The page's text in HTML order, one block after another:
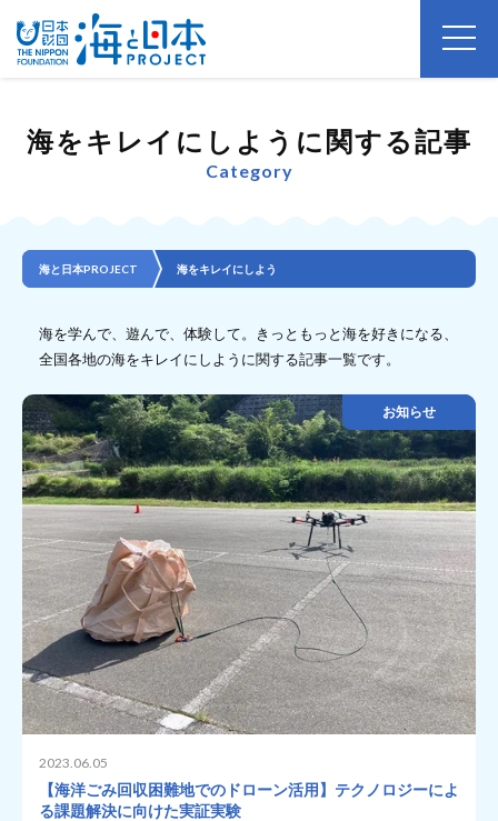
海をキレイにしように関する記事
Category
海と日本PROJECT 海をキレイにしよう
海を学んで、遊んで、体験して。きっともっと海を好きになる、
全国各地の海をキレイにしように関する記事一覧です。
お知らせ
2023.06.05
【海洋ごみ回収困難地でのドローン活用】テクノロジーによ
る課題解決に向けた実証実験